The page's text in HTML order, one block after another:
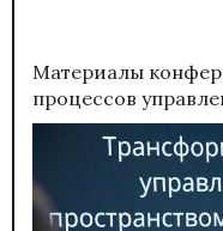
Материалы
процессов